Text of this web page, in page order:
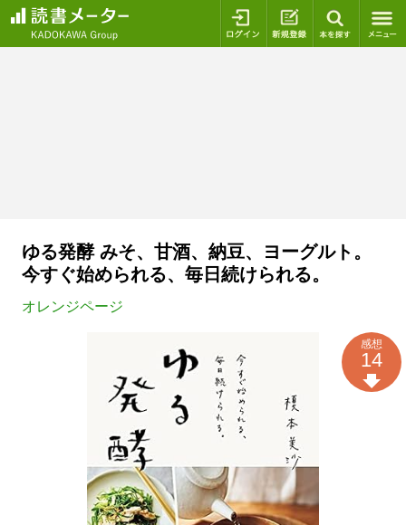
ログイン 新規登録
ゆる発酵 みそ、甘酒、納豆、ヨーグルト。
今すぐ始められる、毎日続けられる。
オレンジページ
感想
14